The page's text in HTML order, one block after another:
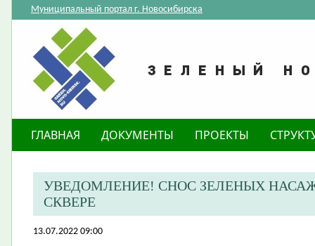
Муниципальный портал г. Новосибирска
ГЛАВНАЯ ДОКУМЕНТЫ ПРОЕКТЫ
​УВЕДОМЛЕНИЕ! СНОС ЗЕЛЕНЫХ
СКВЕРЕ
13.07.2022 09:00